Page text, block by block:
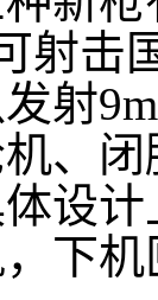
射击
射
、
设
下